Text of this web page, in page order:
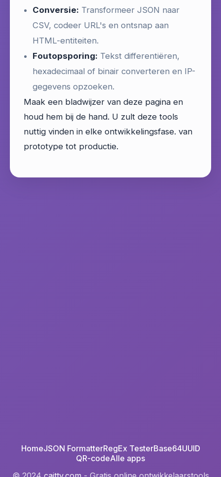
Conversie: Transformeer JSON naar
CSV, codeer URL's en ontsnap aan
HTML-entiteiten.
Foutopsporing: Tekst differentiëren,
hexadecimaal of binair converteren en IP-
gegevens opzoeken.
Maak een bladwijzer van deze pagina en
houd hem bij de hand. U zult deze tools
nuttig vinden in elke ontwikkelingsfase. van
prototype tot productie.
HomeJSON FormatterRegEx TesterBase64UUID
QR-codeAlle apps